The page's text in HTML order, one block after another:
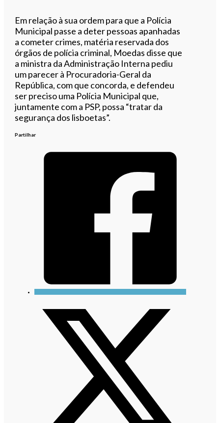
Em relação à sua ordem para que a Polícia
Municipal passe a deter pessoas apanhadas
a cometer crimes, matéria reservada dos
órgãos de polícia criminal, Moedas disse que
a ministra da Administração Interna pediu
um parecer à Procuradoria-Geral da
República, com que concorda, e defendeu
ser preciso uma Polícia Municipal que,
juntamente com a PSP, possa “tratar da
segurança dos lisboetas”.
Partilhar